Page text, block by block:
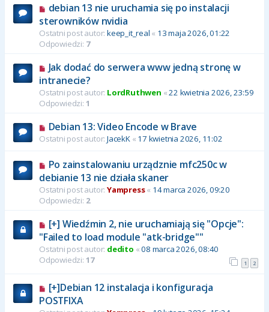
debian 13 nie uruchamia się po instalacji
sterowników nvidia
Ostatni post autor: keep_it_real « 13 maja 2026, 01:22
Odpowiedzi: 7
Jak dodać do serwera www jedną stronę w
intranecie?
Ostatni post autor: LordRuthwen «22 kwietnia 2026, 23:59
Odpowiedzi: 1
Debian 13: Video Encode w Brave
Ostatni post autor: JacekK« 17 kwietnia 2026, 11:02
Po zainstalowaniu urządznie mfc250c w
debianie 13 nie działa skaner
Ostatni post autor: Yampress« 14 marca 2026, 09:20
Odpowiedzi: 2
[+] Wiedźmin 2, nie uruchamiają się "Opcje":
"Failed to load module "atk-bridge""
Ostatni post autor: dedito «08 marca 2026, 08:40
Odpowiedzi: 17 1 2
[+]Debian 12 instalacja i konfiguracja
POSTFIXA